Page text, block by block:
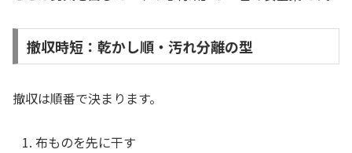
撤収時短：乾かし順・汚れ分離の型
撤収は順番で決まります。
布ものを先に干す